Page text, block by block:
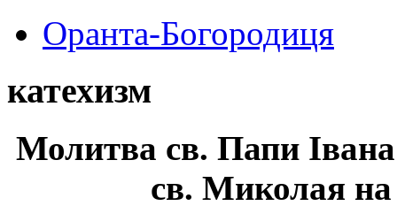
Оранта-Богородиця
катехизм
Молитва св. Папи
св. Миколая на